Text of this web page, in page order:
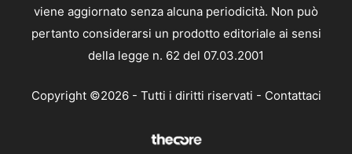
viene aggiornato senza alcuna periodicità. Non può
pertanto considerarsi un prodotto editoriale ai sensi
della legge n. 62 del 07.03.2001
Copyright ©2026 - Tutti i diritti riservati - Contattaci